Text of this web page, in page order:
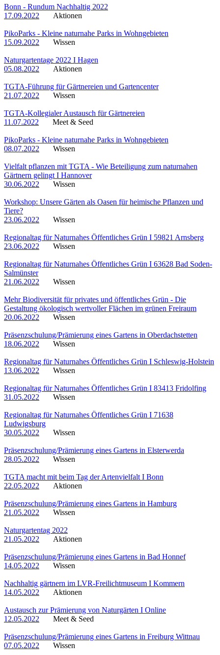
Bonn - Rundum Nachhaltig 2022
17.09.2022
Aktionen
PikoParks - Kleine naturnahe Parks in Wohngebieten
15.09.2022
Wissen
Naturgartentage 2022 I Hagen
05.08.2022
Aktionen
TGTA-Führung für Gärtnereien und Gartencenter
21.07.2022
Wissen
TGTA-Kollegialer Austausch für Gärtnereien
11.07.2022
Meet & Seed
PikoParks - Kleine naturnahe Parks in Wohngebieten
08.07.2022
Wissen
Vielfalt pflanzen mit TGTA - Wie Beteiligung zum naturnahen
Gärtnern gelingt I Hannover
30.06.2022
Wissen
Workshop: Unsere Gärten als Oasen für heimische Pflanzen und
Tiere?
23.06.2022
Wissen
Regionaltag für Naturnahes Öffentliches Grün I 59821 Arnsberg
23.06.2022
Wissen
Regionaltag für Naturnahes Öffentliches Grün I 63628 Bad Soden-
Salmünster
21.06.2022
Wissen
Mehr Biodiversität für privates und öffentliches Grün - Die
Gestaltung ökologisch wertvoller Flächen im grünen Freiraum
20.06.2022
Wissen
Präsenzschulung/Prämierung eines Gartens in Oberdachstetten
18.06.2022
Wissen
Regionaltag für Naturnahes Öffentliches Grün I Schleswig-Holstein
13.06.2022
Wissen
Regionaltag für Naturnahes Öffentliches Grün I 83413 Fridolfing
31.05.2022
Wissen
Regionaltag für Naturnahes Öffentliches Grün I 71638
Ludwigsburg
30.05.2022
Wissen
Präsenzschulung/Prämierung eines Gartens in Elsterwerda
28.05.2022
Wissen
TGTA macht mit beim Tag der Artenvielfalt I Bonn
22.05.2022
Aktionen
Präsenzschulung/Prämierung eines Gartens in Hamburg
21.05.2022
Wissen
Naturgartentag 2022
21.05.2022
Aktionen
Präsenzschulung/Prämierung eines Gartens in Bad Honnef
14.05.2022
Wissen
Nachhaltig gärtnern im LVR-Freilichtmuseum I Kommern
14.05.2022
Aktionen
Austausch zur Prämierung von Naturgärten I Online
12.05.2022
Meet & Seed
Präsenzschulung/Prämierung eines Gartens in Freiburg Wittnau
07.05.2022
Wissen